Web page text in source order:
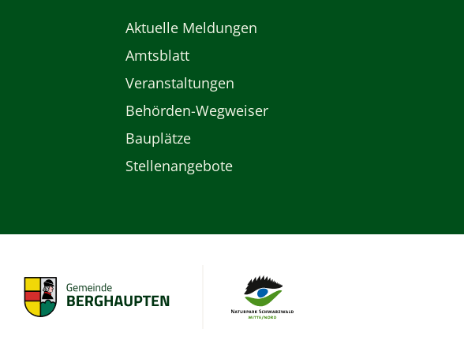
Aktuelle Meldungen
Amtsblatt
Veranstaltungen
Behörden-Wegweiser
Bauplätze
Stellenangebote